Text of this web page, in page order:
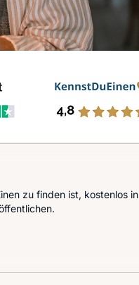
zu finden ist, kostenlos in